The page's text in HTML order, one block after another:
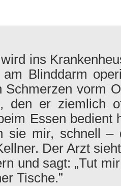
ins
Blinddarm
Schmerzen vorm
den er ziemlich
Essen bedient
sie mir, schnell –
Der Arzt
und sagt: „Tut
Tische.”